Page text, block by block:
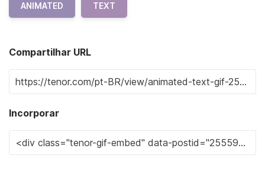
ANIMATED TEXT
Compartilhar URL
Incorporar